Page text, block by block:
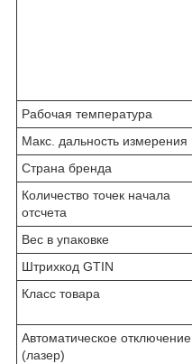
Рабочая температура
Макс. дальность измерения
Страна бренда
Количество точек начала
отсчета
Вес в упаковке
Штрихкод GTIN
Класс товара
Автоматическое отключение
(лазер)